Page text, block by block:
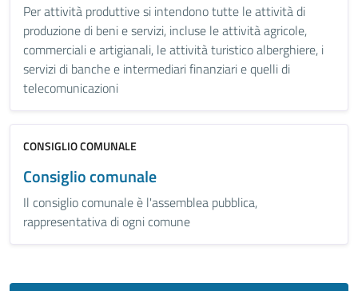
Per attività produttive si intendono tutte le attività di
produzione di beni e servizi, incluse le attività agricole,
commerciali e artigianali, le attività turistico alberghiere, i
servizi di banche e intermediari finanziari e quelli di
telecomunicazioni
CONSIGLIO COMUNALE
Consiglio comunale
Il consiglio comunale è l'assemblea pubblica,
rappresentativa di ogni comune